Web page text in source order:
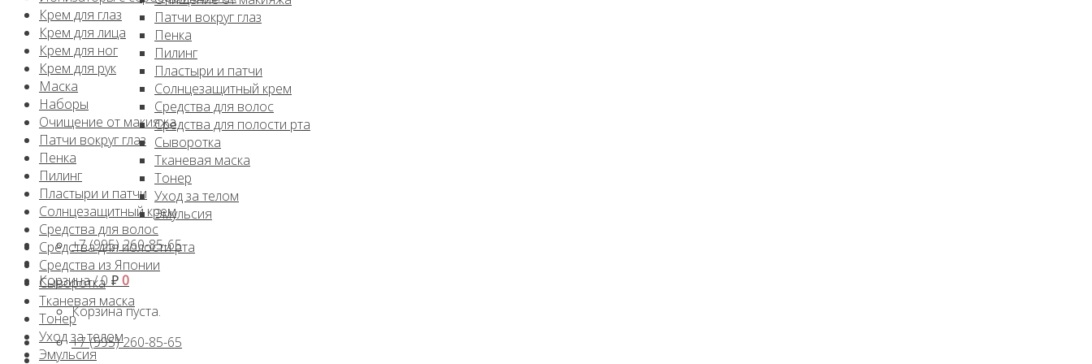
Патчи вокруг глаз
Пенка
Пилинг
Пластыри и патчи
Солнцезащитный крем
Средства для волос
Средства для полости рта
Сыворотка
Тканевая маска
Тонер
Уход за телом
Эмульсия
+7 (995) 260-85-65
Корзина /0 ₽0
Корзина пуста.
+7 (995) 260-85-65
Крем для глаз
Крем для лица
Крем для ног
Крем для рук
Маска
Наборы
Очищение от макияжа
Патчи вокруг глаз
Пенка
Пилинг
Пластыри и патчи
Солнцезащитный крем
Средства для волос
Средства для полости рта
Средства из Японии
Сыворотка
Тканевая маска
Тонер
Уход за телом
Эмульсия